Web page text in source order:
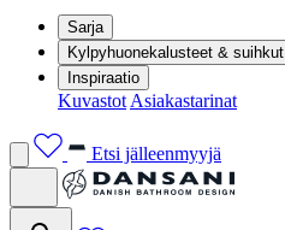
Sarja
Kylpyhuonekalusteet & suihkut
Inspiraatio
Kuvastot Asiakastarinat
Etsi jälleenmyyjä